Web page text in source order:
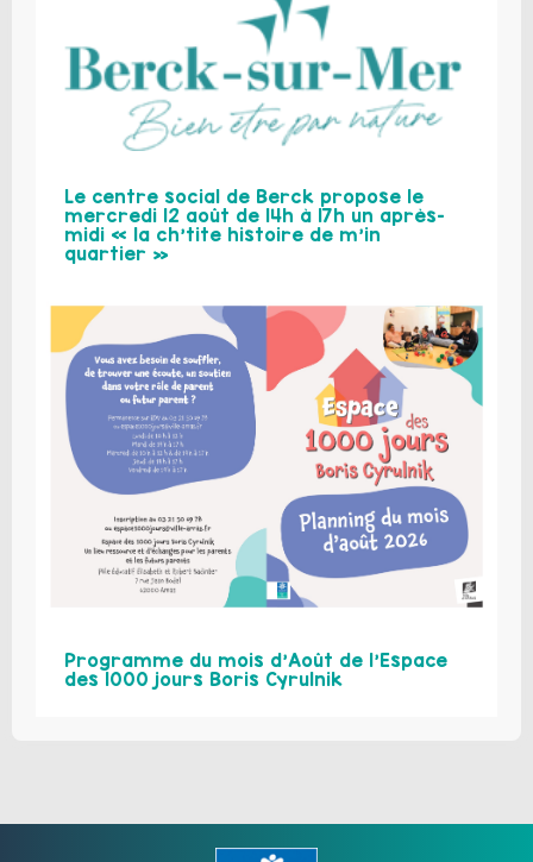
Le centre social de Berck propose le
mercredi 12 août de 14h à 17h un après-
midi « la ch’tite histoire de m’in
quartier »
Programme du mois d’Août de l’Espace
des 1000 jours Boris Cyrulnik